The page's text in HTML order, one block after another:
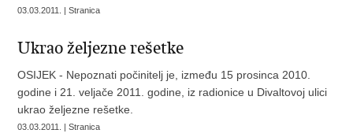
03.03.2011. | Stranica
Ukrao željezne rešetke
OSIJEK - Nepoznati počinitelj je, između 15 prosinca 2010.
godine i 21. veljače 2011. godine, iz radionice u Divaltovoj ulici
ukrao željezne rešetke.
03.03.2011. | Stranica